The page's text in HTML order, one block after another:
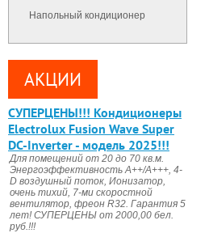
Напольный кондиционер
АКЦИИ
CУПЕРЦЕНЫ!!! Кондиционеры
Electrolux Fusion Wave Super
DC-Inverter - модель 2025!!!
Для помещений от 20 до 70 кв.м.
Энергоэффективность А++/А+++, 4-
D воздушный поток, Ионизатор,
очень тихий, 7-ми скоростной
вентилятор, фреон R32. Гарантия 5
лет! СУПЕРЦЕНЫ от 2000,00 бел.
руб.!!!